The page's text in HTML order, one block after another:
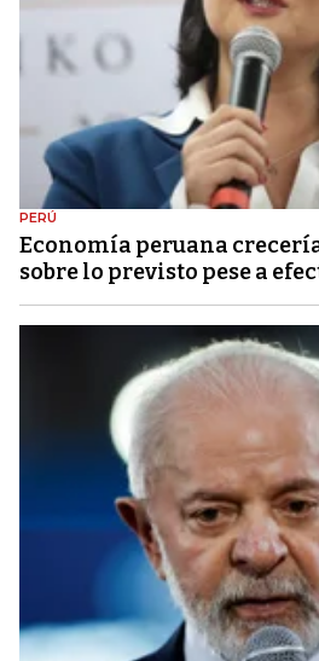
PERÚ
Economía peruana crecería
sobre lo previsto pese a